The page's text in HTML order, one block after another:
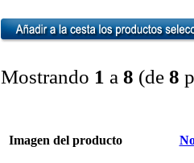
Mostrando 1 a 8 (de 8
Imagen del producto